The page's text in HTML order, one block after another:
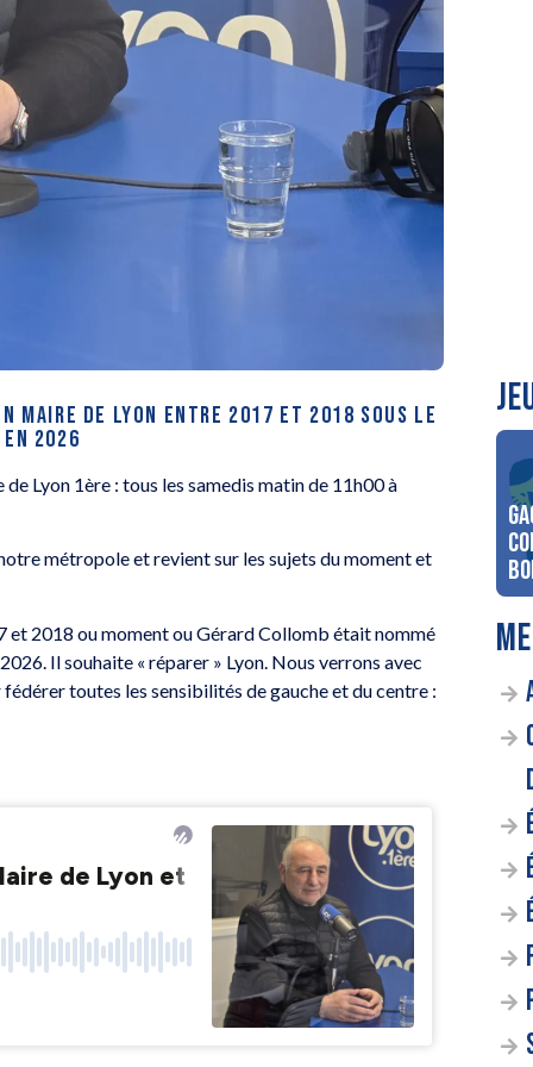
MAIRE DE LYON ENTRE 2017 ET 2018 SOUS LE
EN 2026
Lyon 1ère : tous les samedis matin de 11h00 à
métropole et revient sur les sujets du moment et
et 2018 ou moment ou Gérard Collomb était nommé
Il souhaite « réparer » Lyon. Nous verrons avec
toutes les sensibilités de gauche et du centre :